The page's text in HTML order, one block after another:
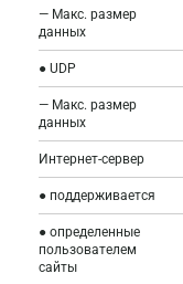
— Макс. размер
данных
● UDP
— Макс. размер
данных
Интернет-сервер
● поддерживается
● определенные
пользователем
сайты